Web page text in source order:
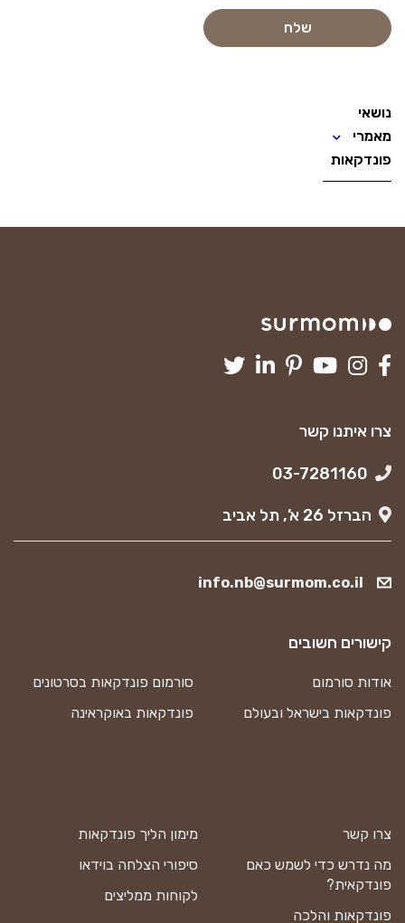
נושאי
מאמרי
פונדקאות
צרו איתנו קשר
הברזל 26 א’, תל אביב
info.nb@surmom.co.il
צרו קשר
מה נדרש כדי לשמש כאם
פונדקאית?
פונדקאות והלכה
מימון הליך פונדקאות
סיפורי הצלחה בוידאו
לקוחות ממליצים
קישורים חשובים
אודות סורמום
סורמום פונדקאות בסרטונים
פונדקאות בישראל ובעולם
פונדקאות באוקראינה